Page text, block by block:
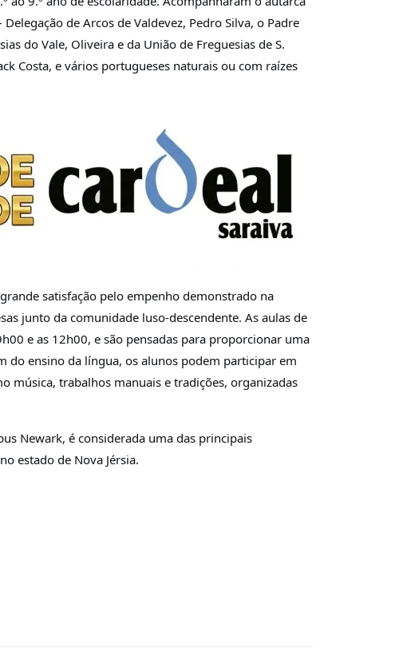
de Arcos de Valdevez, Pedro Silva, o Padre
do Vale, Oliveira e da União de Freguesias de S.
Costa, e vários portugueses naturais ou com raízes
satisfação pelo empenho demonstrado na
junto da comunidade luso-descendente. As aulas de
e as 12h00, e são pensadas para proporcionar uma
do ensino da língua, os alunos podem participar em
música, trabalhos manuais e tradições, organizadas
Newark, é considerada uma das principais
estado de Nova Jérsia.